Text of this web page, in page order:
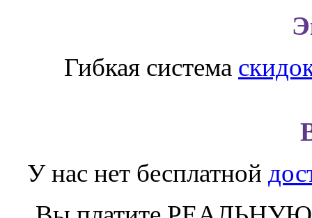
Гибкая система
У нас нет бесплатной